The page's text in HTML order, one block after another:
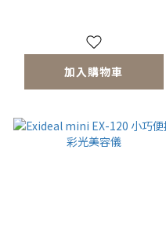
加入購物車